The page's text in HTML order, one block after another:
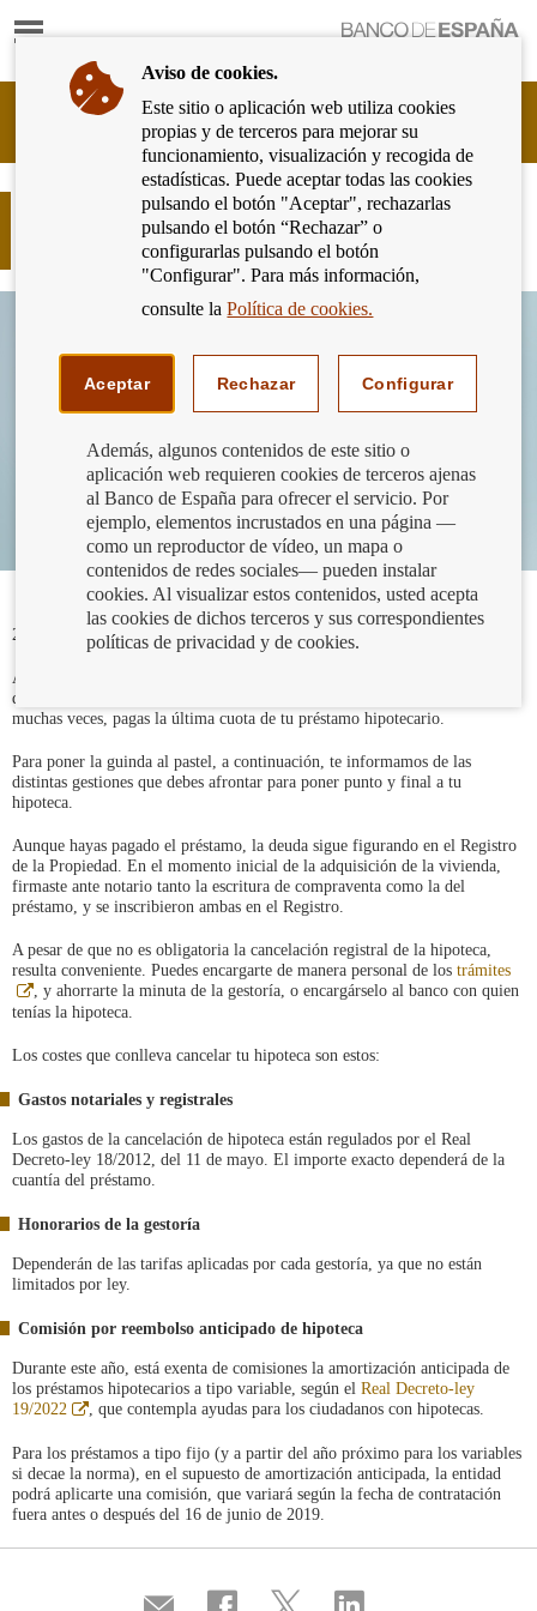
Mostrar
Ir
página
de
inicio
del
Banco
de
España
Cliente
Bancario
Banco
España
Eurosistema,
Has pagado la hipoteca… ahora falta
cancelarla en el Registro
22/06/2022
Alivio, orgullo, sensación de libertad… probablemente, esta combinación
de emociones te acompañe en el momento en el que, por fin, tras décadas
muchas veces, pagas la última cuota de tu préstamo hipotecario.
Para poner la guinda al pastel, a continuación, te informamos de las
distintas gestiones que debes afrontar para poner punto y final a tu
hipoteca.
Aunque hayas pagado el préstamo, la deuda sigue figurando en el Registro
de la Propiedad. En el momento inicial de la adquisición de la vivienda,
firmaste ante notario tanto la escritura de compraventa como la del
préstamo, y se inscribieron ambas en el Registro.
A pesar de que no es obligatoria la cancelación registral de la hipoteca,
resulta conveniente. Puedes encargarte de manera personal de los trámites
Abre
en
ventana
, y ahorrarte la minuta de la gestoría, o encargárselo al banco con quien
tenías la hipoteca.
Los costes que conlleva cancelar tu hipoteca son estos:
Gastos notariales y registrales
Los gastos de la cancelación de hipoteca están regulados por el Real
Decreto-ley 18/2012, del 11 de mayo. El importe exacto dependerá de la
cuantía del préstamo.
Honorarios de la gestoría
Dependerán de las tarifas aplicadas por cada gestoría, ya que no están
limitados por ley.
Comisión por reembolso anticipado de hipoteca
Durante este año, está exenta de comisiones la amortización anticipada de
los préstamos hipotecarios a tipo variable, según el Real Decreto-ley
19/2022
Abre
nueva
, que contempla ayudas para los ciudadanos con hipotecas.
Para los préstamos a tipo fijo (y a partir del año próximo para los variables
si decae la norma), en el supuesto de amortización anticipada, la entidad
podrá aplicarte una comisión, que variará según la fecha de contratación
fuera antes o después del 16 de junio de 2019.
CompartirCompartirCompartirCompartir
Aviso de cookies.
Este sitio o aplicación web utiliza cookies
propias y de terceros para mejorar su
funcionamiento, visualización y recogida de
estadísticas. Puede aceptar todas las cookies
pulsando el botón "Aceptar", rechazarlas
pulsando el botón “Rechazar” o
configurarlas pulsando el botón
"Configurar". Para más información,
consulte laPolítica de cookies.
Aceptar Rechazar Configurar
Además, algunos contenidos de este sitio o
aplicación web requieren cookies de terceros ajenas
al Banco de España para ofrecer el servicio. Por
ejemplo, elementos incrustados en una página —
como un reproductor de vídeo, un mapa o
contenidos de redes sociales— pueden instalar
cookies. Al visualizar estos contenidos, usted acepta
las cookies de dichos terceros y sus correspondientes
políticas de privacidad y de cookies.